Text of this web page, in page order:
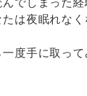
でしまった経
は夜眠れな
度手に取って